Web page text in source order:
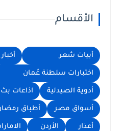
الأقسام
أبيات شعر
اختبارات سلطنة عُمان
أدوية الصيدلية اذاعات
أسواق مصر أطباق
أعذار الأردن